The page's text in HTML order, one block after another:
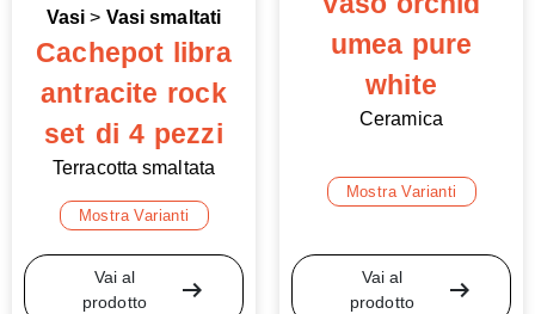
Vasi > Vasi smaltati
Cachepot libra
antracite rock
set di 4 pezzi
Terracotta smaltata
Mostra Varianti
Vai al
prodotto
arrow_right_alt
umea pure
white
Ceramica
Mostra Varianti
Vai al
prodotto
arrow_right_alt